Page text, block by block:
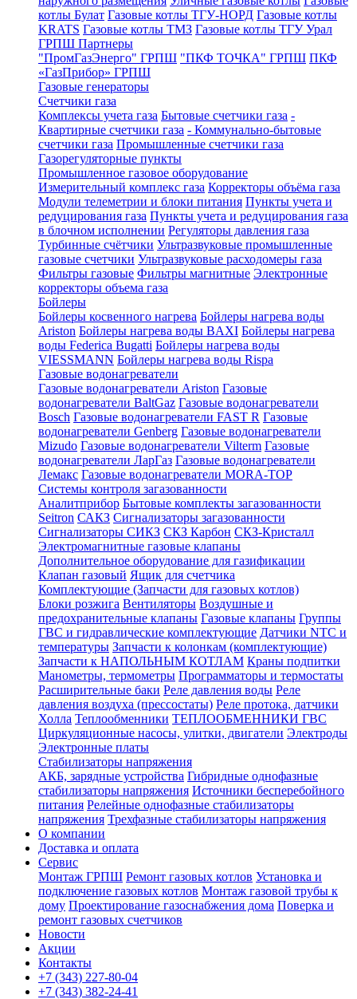
котлы Булат Газовые котлы ТГУ-НОРД Газовые котлы
KRATS Газовые котлы ТМЗ Газовые котлы ТГУ Урал
ГРПШ Партнеры
"ПромГазЭнерго" ГРПШ "ПКФ ТОЧКА" ГРПШ ПКФ
«ГазПрибор» ГРПШ
Газовые генераторы
Счетчики газа
Комплексы учета газа Бытовые счетчики газа -
Квартирные счетчики газа - Коммунально-бытовые
счетчики газа Промышленные счетчики газа
Газорегуляторные пункты
Промышленное газовое оборудование
Измерительный комплекс газа Корректоры объёма газа
Модули телеметрии и блоки питания Пункты учета и
редуцирования газа Пункты учета и редуцирования газа
в блочном исполнении Регуляторы давления газа
Турбинные счётчики Ультразвуковые промышленные
газовые счетчики Ультразвуковые расходомеры газа
Фильтры газовые Фильтры магнитные Электронные
корректоры объема газа
Бойлеры
Бойлеры косвенного нагрева Бойлеры нагрева воды
Ariston Бойлеры нагрева воды BAXI Бойлеры нагрева
воды Federica Bugatti Бойлеры нагрева воды
VIESSMANN Бойлеры нагрева воды Rispa
Газовые водонагреватели
Газовые водонагреватели Ariston Газовые
водонагреватели BaltGaz Газовые водонагреватели
Bosch Газовые водонагреватели FAST R Газовые
водонагреватели Genberg Газовые водонагреватели
Mizudo Газовые водонагреватели Vilterm Газовые
водонагреватели ЛарГаз Газовые водонагреватели
Лемакс Газовые водонагреватели MORA-TOP
Системы контроля загазованности
Аналитприбор Бытовые комплекты загазованности
Seitron САКЗ Сигнализаторы загазованности
Сигнализаторы СИКЗ СКЗ Карбон СКЗ-Кристалл
Электромагнитные газовые клапаны
Дополнительное оборудование для газификации
Клапан газовый Ящик для счетчика
Комплектующие (Запчасти для газовых котлов)
Блоки розжига Вентиляторы Воздушные и
предохранительные клапаны Газовые клапаны Группы
ГВС и гидравлические комплектующие Датчики NTC и
температуры Запчасти к колонкам (комплектующие)
Запчасти к НАПОЛЬНЫМ КОТЛАМ Краны подпитки
Манометры, термометры Программаторы и термостаты
Расширительные баки Реле давления воды Реле
давления воздуха (прессостаты) Реле протока, датчики
Холла Теплообменники ТЕПЛООБМЕННИКИ ГВС
Циркуляционные насосы, улитки, двигатели Электроды
Электронные платы
Стабилизаторы напряжения
АКБ, зарядные устройства Гибридные однофазные
стабилизаторы напряжения Источники бесперебойного
питания Релейные однофазные стабилизаторы
напряжения Трехфазные стабилизаторы напряжения
О компании
Доставка и оплата
Сервис
Монтаж ГРПШ Ремонт газовых котлов Установка и
подключение газовых котлов Монтаж газовой трубы к
дому Проектирование газоснабжения дома Поверка и
ремонт газовых счетчиков
Новости
Акции
Контакты
+7 (343) 227-80-04
+7 (343) 382-24-41